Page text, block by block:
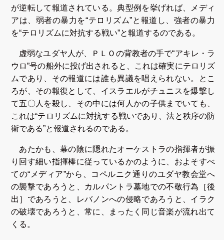
が逆転して報道されている。典型例を挙げれば、メディ
アは、弱者の暴力を“テロリズム”と報道し、強者の暴力
を“テロリズムに対抗する戦い”と報道するのである。
虚弱なユダヤ人が、ＰＬＯの背教者の手で“アキレ・ラ
ウロ”号の船外に投げ出されると、これは確実にテロリズ
ムであり、その報道には誰も異議を唱えられない。とこ
ろが、その報復として、イスラエルがチュニスを爆撃し
て五〇人を殺し、その中には何人かの子供までいても、
これは“テロリズムに対抗する戦いであり、法と秩序の防
衛である”と報道されるのである。
あたかも、幕の陰に隠れたオーケストラの指揮者が振
り回す細い指揮棒に従っているかのように、およそすべ
ての“メディア”から、コペルニク通りのユダヤ教会堂へ
の襲撃であろうと、カルパントラ墓地での不敬行為［後
出］であろうと、レバノンへの侵略であろうと、イラク
の破壊であろうと、常に、まったく同じ音楽が流れ出て
くる。